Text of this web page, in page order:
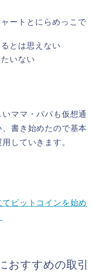
ートとにらめっこで
とは思えない
いない
ママ・パパも仮想通
書き始めたので基本
していきます。
てビットコインを始め
おすすめの取引